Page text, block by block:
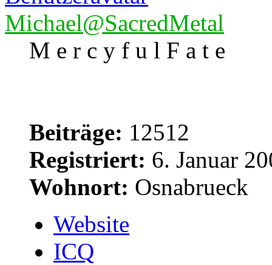
Michael@SacredMetal
M e r c y f u l F a t e
Beiträge: 12512
Registriert: 6. Januar
Wohnort: Osnabrueck
Website
ICQ